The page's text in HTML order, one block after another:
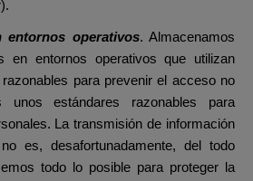
entornos operativos. Almacenamos
en entornos operativos que utilizan
para prevenir el acceso no
unos estándares razonables para
La transmisión de información
es, desafortunadamente, del todo
todo lo posible para proteger la